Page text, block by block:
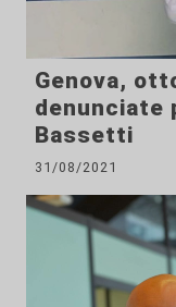
Genova,
denunciate
Bassetti
31/08/2021